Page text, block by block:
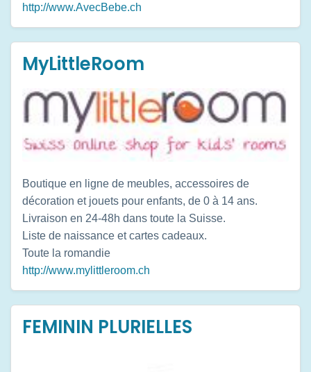
http://www.AvecBebe.ch
MyLittleRoom
Boutique en ligne de meubles, accessoires de
décoration et jouets pour enfants, de 0 à 14 ans.
Livraison en 24-48h dans toute la Suisse.
Liste de naissance et cartes cadeaux.
Toute la romandie
http://www.mylittleroom.ch
FEMININ PLURIELLES